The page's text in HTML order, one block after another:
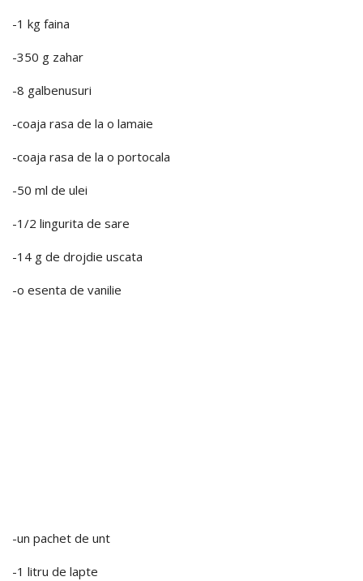
-1 kg faina
-350 g zahar
-8 galbenusuri
-coaja rasa de la o lamaie
-coaja rasa de la o portocala
-50 ml de ulei
-1/2 lingurita de sare
-14 g de drojdie uscata
-o esenta de vanilie
-un pachet de unt
-1 litru de lapte